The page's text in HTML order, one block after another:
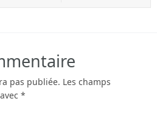
pas publiée. Les champs
*